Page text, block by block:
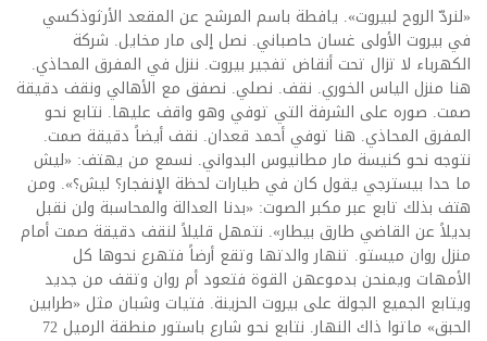
«لنردّ الروح لبيروت». يافطة باسم المرشح عن المقعد الأرثوذكسي
في بيروت الأولى غسان حاصباني. نصل إلى مار مخايل. شركة
الكهرباء لا تزال تحت أنقاض تفجير بيروت. ننزل في المفرق المحاذي.
هنا منزل الياس الخوري. نقف. نصلي. نصفق مع الأهالي ونقف دقيقة
صمت. صوره على الشرفة التي توفي وهو واقف عليها. نتابع نحو
المفرق المحاذي. هنا توفي أحمد قعدان. نقف أيضاً دقيقة صمت.
نتوجه نحو كنيسة مار مطانيوس البدواني. نسمع من يهتف: «ليش
ما حدا بيسترجي يقول كان في طيارات لحظة الإنفجار؟ ليش؟». ومن
هتف بذلك تابع عبر مكبر الصوت: «بدنا العدالة والمحاسبة ولن نقبل
بديلاً عن القاضي طارق بيطار». نتمهل قليلاً لنقف دقيقة صمت أمام
منزل روان ميستو. تنهار والدتها وتقع أرضاً فتهرع نحوها كل
الأمهات ويمنحن بدموعهن القوة فتعود أم روان وتقف من جديد
ويتابع الجميع الجولة على بيروت الحزينة. فتيات وشبان مثل «طرابين
الحبق» ماتوا ذاك النهار. نتابع نحو شارع باستور منطقة الرميل 72